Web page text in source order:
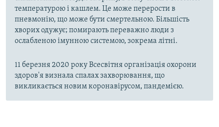
температурою і кашлем. Це може перерости в
пневмонію, що може бути смертельною. Більшість
хворих одужує; помирають переважно люди з
ослабленою імунною системою, зокрема літні.
11 березня 2020 року Всесвітня організація охорони
здоров'я визнала спалах захворювання, що
викликається новим коронавірусом, пандемією.